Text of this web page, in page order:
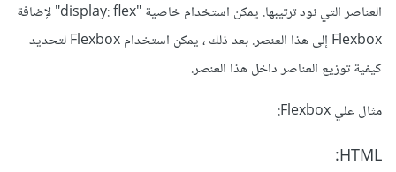
العناصر التي نود ترتيبها. يمكن استخدام خاصية "display: flex" لإضافة
Flexbox إلى هذا العنصر. بعد ذلك ، يمكن استخدام Flexbox لتحديد
كيفية توزيع العناصر داخل هذا العنصر.
مثال علي Flexbox:
HTML: